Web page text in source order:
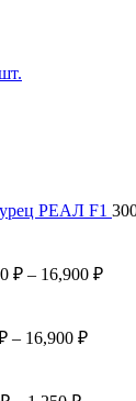
РЕАЛ F1
₽ – 16,900 ₽
– 16,900 ₽